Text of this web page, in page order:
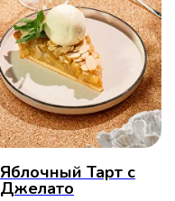
Яблочный Тарт с
Джелато